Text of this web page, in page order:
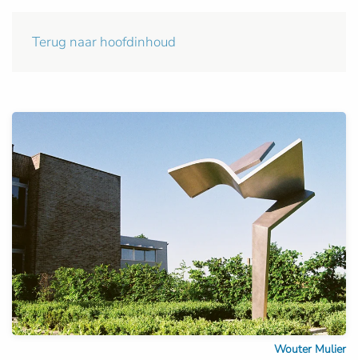
Terug naar hoofdinhoud
Wouter Mulier